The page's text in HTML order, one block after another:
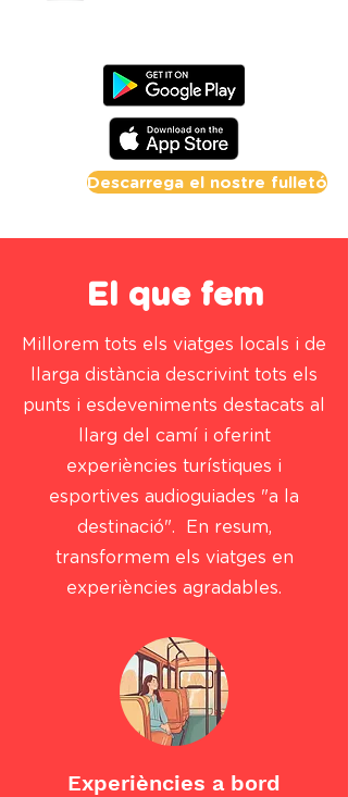
Descarrega el nostre fulletó
El que fem
Millorem tots els viatges locals i de
llarga distància descrivint tots els
punts i esdeveniments destacats al
llarg del camí i oferint
experiències turístiques i
esportives audioguiades "a la
destinació". En resum,
transformem els viatges en
experiències agradables.
Experiències a bord